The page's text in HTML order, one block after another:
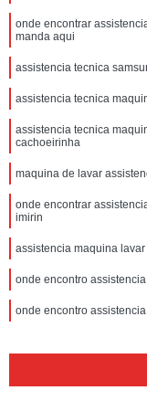
onde encontrar
manda aqui
assistencia tecnica
assistencia tecnica
assistencia tecnica
cachoeirinha
maquina de lavar
onde encontrar
imirin
assistencia maquina
onde encontro
onde encontro